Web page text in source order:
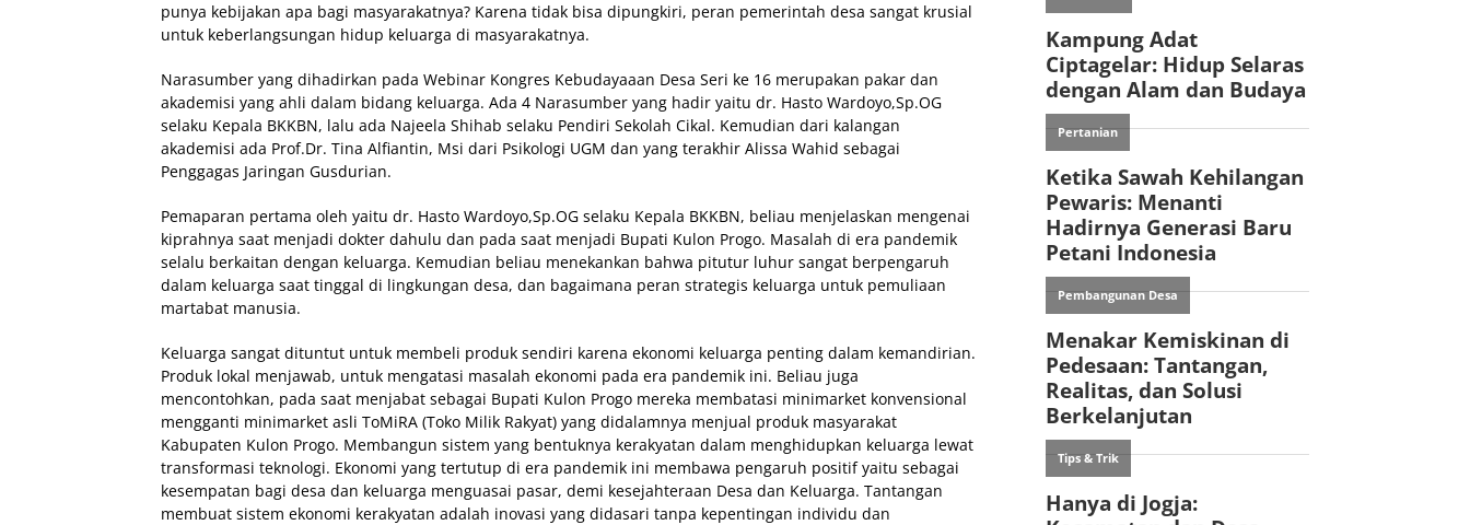
punya kebijakan apa bagi masyarakatnya? Karena tidak bisa dipungkiri, peran pemerintah desa sangat krusial
untuk keberlangsungan hidup keluarga di masyarakatnya.
Narasumber yang dihadirkan pada Webinar Kongres Kebudayaaan Desa Seri ke 16 merupakan pakar dan
akademisi yang ahli dalam bidang keluarga. Ada 4 Narasumber yang hadir yaitu dr. Hasto Wardoyo,Sp.OG
selaku Kepala BKKBN, lalu ada Najeela Shihab selaku Pendiri Sekolah Cikal. Kemudian dari kalangan
akademisi ada Prof.Dr. Tina Alfiantin, Msi dari Psikologi UGM dan yang terakhir Alissa Wahid sebagai
Penggagas Jaringan Gusdurian.
Pemaparan pertama oleh yaitu dr. Hasto Wardoyo,Sp.OG selaku Kepala BKKBN, beliau menjelaskan mengenai
kiprahnya saat menjadi dokter dahulu dan pada saat menjadi Bupati Kulon Progo. Masalah di era pandemik
selalu berkaitan dengan keluarga. Kemudian beliau menekankan bahwa pitutur luhur sangat berpengaruh
dalam keluarga saat tinggal di lingkungan desa, dan bagaimana peran strategis keluarga untuk pemuliaan
martabat manusia.
Keluarga sangat dituntut untuk membeli produk sendiri karena ekonomi keluarga penting dalam kemandirian.
Produk lokal menjawab, untuk mengatasi masalah ekonomi pada era pandemik ini. Beliau juga
mencontohkan, pada saat menjabat sebagai Bupati Kulon Progo mereka membatasi minimarket konvensional
mengganti minimarket asli ToMiRA (Toko Milik Rakyat) yang didalamnya menjual produk masyarakat
Kabupaten Kulon Progo. Membangun sistem yang bentuknya kerakyatan dalam menghidupkan keluarga lewat
transformasi teknologi. Ekonomi yang tertutup di era pandemik ini membawa pengaruh positif yaitu sebagai
kesempatan bagi desa dan keluarga menguasai pasar, demi kesejahteraan Desa dan Keluarga. Tantangan
membuat sistem ekonomi kerakyatan adalah inovasi yang didasari tanpa kepentingan individu dan